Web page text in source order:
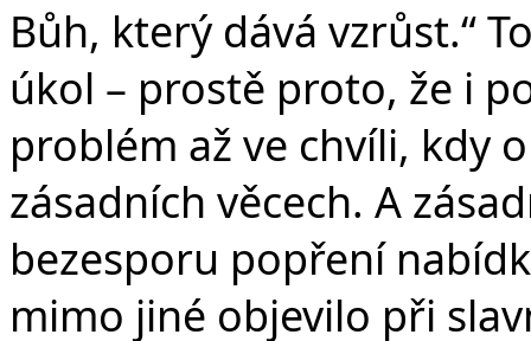
Bůh, který dává vzrůst.“
úkol – prostě proto, že i
problém až ve chvíli, kdy
zásadních věcech. A
bezesporu popření
mimo jiné objevilo při